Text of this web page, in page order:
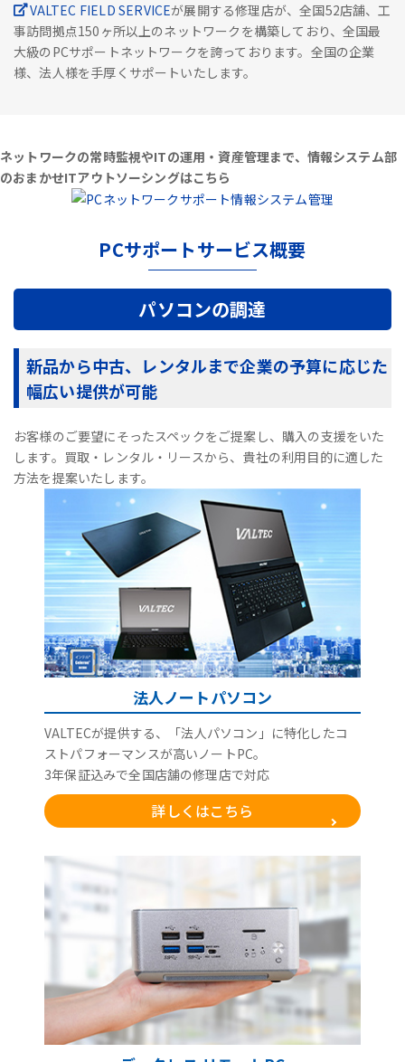
VALTEC FIELD SERVICEが展開する修理店が、全国52店舗、工
事訪問拠点150ヶ所以上のネットワークを構築しており、全国最
大級のPCサポートネットワークを誇っております。全国の企業
様、法人様を手厚くサポートいたします。
ネットワークの常時監視やITの運用・資産管理まで、情報システム部
のおまかせITアウトソーシングはこちら
PCサポートサービス概要
パソコンの調達
新品から中古、レンタルまで企業の予算に応じた
幅広い提供が可能
お客様のご要望にそったスペックをご提案し、購入の支援をいた
します。買取・レンタル・リースから、貴社の利用目的に適した
方法を提案いたします。
法人ノートパソコン
VALTECが提供する、「法人パソコン」に特化したコ
ストパフォーマンスが高いノートPC。
3年保証込みで全国店舗の修理店で対応
詳しくはこちら